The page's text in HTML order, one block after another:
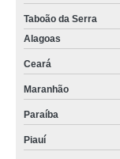
Taboão da Serra
Alagoas
Ceará
Maranhão
Paraíba
Piauí